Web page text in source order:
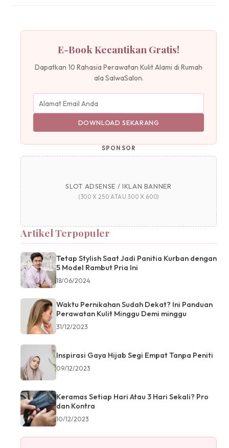
E-Book Kecantikan Gratis!
Dapatkan 10 Rahasia Perawatan Kulit Alami di Rumah
ala SalwaSalon.
DOWNLOAD SEKARANG
SPONSOR
SLOT ADSENSE / IKLAN BANNER
(300 X 250 ATAU 300 X 600)
Artikel Terpopuler
Tetap Stylish Saat Jadi Panitia Kurban dengan
5 Model Rambut Pria Ini
18/06/2024
Waktu Pernikahan Sudah Dekat? Ini Panduan
Perawatan Kulit Minggu Demi minggu
31/12/2023
Inspirasi Gaya Hijab Segi Empat Tanpa Peniti
09/12/2023
Keramas Setiap Hari Atau 3 Hari Sekali? Pro
dan Kontra
10/12/2023